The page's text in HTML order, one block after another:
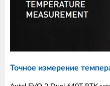
Точное измерение